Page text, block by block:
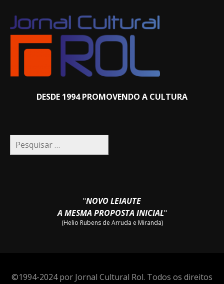
DESDE 1994 PROMOVENDO A CULTURA
Pesquisar
por:
"NOVO LEIAUTE
A MESMA PROPOSTA INICIAL"
(Helio Rubens de Arruda e Miranda)
©1994-2024 por Jornal Cultural Rol. Todos os direitos